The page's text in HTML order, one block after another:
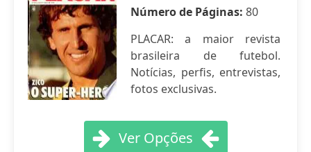
Número de Páginas: 80
PLACAR: a maior revista
brasileira de futebol.
Notícias, perfis, entrevistas,
fotos exclusivas.
Ver Opções